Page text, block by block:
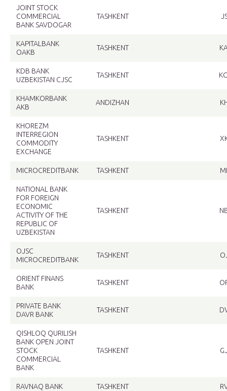
JOINT STOCK
COMMERCIAL
BANK SAVDOGAR
TASHKENT
KAPITALBANK
OAKB
TASHKENT
KDB BANK
UZBEKISTAN CJSC
TASHKENT
KHAMKORBANK
AKB
ANDIZHAN
KHOREZM
INTERREGION
COMMODITY
EXCHANGE
TASHKENT
MICROCREDITBANK TASHKENT
NATIONAL BANK
FOR FOREIGN
ECONOMIC
ACTIVITY OF THE
REPUBLIC OF
UZBEKISTAN
TASHKENT
OJSC
MICROCREDITBANK
TASHKENT
ORIENT FINANS
BANK
TASHKENT
PRIVATE BANK
DAVR BANK
TASHKENT
QISHLOQ QURILISH
BANK OPEN JOINT
STOCK
COMMERCIAL
BANK
TASHKENT
RAVNAQ BANK TASHKENT